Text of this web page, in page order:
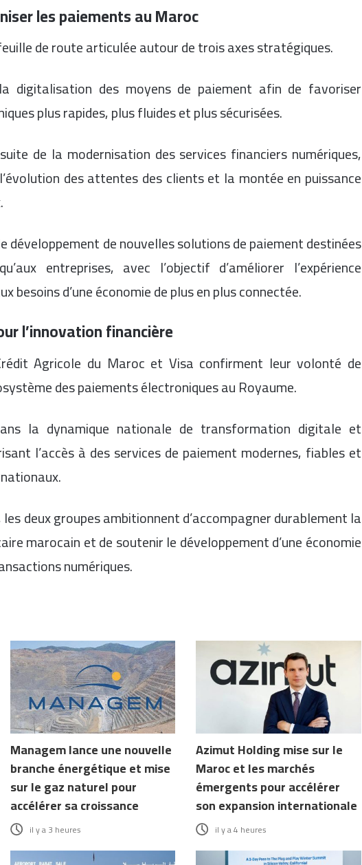
les paiements au Maroc
de route articulée autour de trois axes stratégiques.
digitalisation des moyens de paiement afin de favoriser
plus rapides, plus fluides et plus sécurisées.
de la modernisation des services financiers numériques,
des attentes des clients et la montée en puissance
développement de nouvelles solutions de paiement destinées
entreprises, avec l’objectif d’améliorer l’expérience
d’une économie de plus en plus connectée.
l’innovation financière
Agricole du Maroc et Visa confirment leur volonté de
des paiements électroniques au Royaume.
la dynamique nationale de transformation digitale et
l’accès à des services de paiement modernes, fiables et
deux groupes ambitionnent d’accompagner durablement la
marocain et de soutenir le développement d’une économie
numériques.
Managem lance une nouvelle
branche énergétique et mise
sur le gaz naturel pour
accélérer sa croissance
il y a 3 heures
Azimut Holding mise sur le
Maroc et les marchés
émergents pour accélérer
son expansion internationale
il y a 4 heures